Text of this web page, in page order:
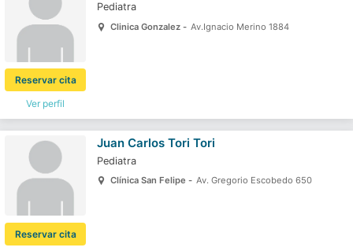
Ver perfil
Reservar cita
Pediatra
Clinica Gonzalez - Av.Ignacio Merino 1884
Reservar cita
Juan Carlos Tori Tori
Pediatra
Clínica San Felipe - Av. Gregorio Escobedo 650